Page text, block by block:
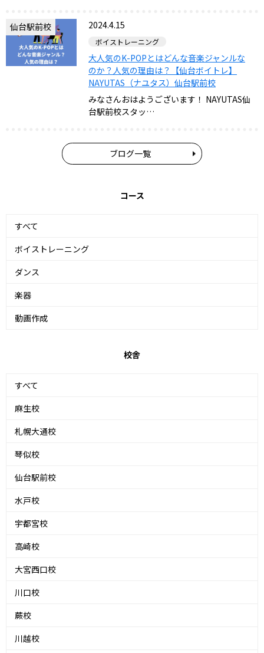
仙台駅前校 2024.4.15
ボイストレーニング
大人気のK-POPとはどんな音楽ジャンルな
のか？人気の理由は？【仙台ボイトレ】
NAYUTAS（ナユタス）仙台駅前校
みなさんおはようございます！ NAYUTAS仙
台駅前校スタッ…
ブログ一覧
コース
すべて
ボイストレーニング
ダンス
楽器
動画作成
校舎
すべて
麻生校
札幌大通校
琴似校
仙台駅前校
水戸校
宇都宮校
高崎校
大宮西口校
川口校
蕨校
川越校